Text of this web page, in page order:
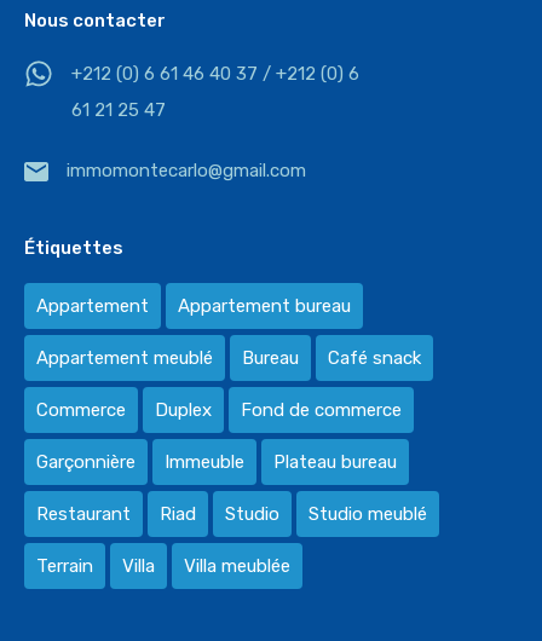
Nous contacter
+212 (0) 6 61 46 40 37 / +212 (0) 6
61 21 25 47
immomontecarlo@gmail.com
Étiquettes
Appartement Appartement bureau
Appartement meublé Bureau Café snack
Commerce Duplex Fond de commerce
Garçonnière Immeuble Plateau bureau
Restaurant Riad Studio Studio meublé
Terrain Villa Villa meublée